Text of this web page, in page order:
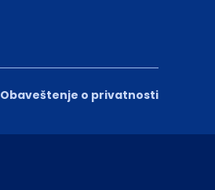
Obaveštenje o privatnosti